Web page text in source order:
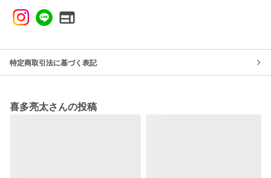
特定商取引法に基づく表記
喜多亮太さんの投稿